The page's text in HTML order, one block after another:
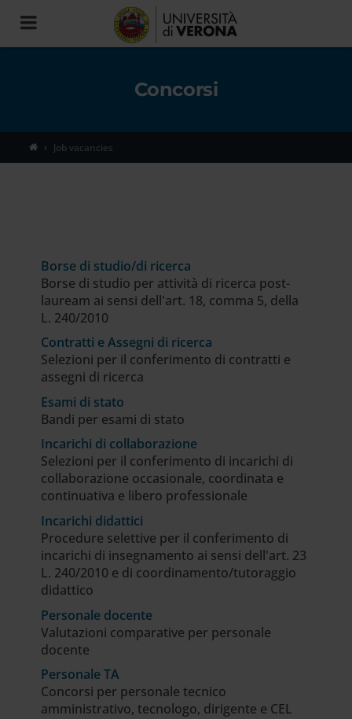
Toggle
navigation
Concorsi
Job vacancies
Borse di studio/di ricerca
Borse di studio per attività di ricerca post-
lauream ai sensi dell'art. 18, comma 5, della
L. 240/2010
Contratti e Assegni di ricerca
Selezioni per il conferimento di contratti e
assegni di ricerca
Esami di stato
Bandi per esami di stato
Incarichi di collaborazione
Selezioni per il conferimento di incarichi di
collaborazione occasionale, coordinata e
continuativa e libero professionale
Incarichi didattici
Procedure selettive per il conferimento di
incarichi di insegnamento ai sensi dell'art. 23
L. 240/2010 e di coordinamento/tutoraggio
didattico
Personale docente
Valutazioni comparative per personale
docente
Personale TA
Concorsi per personale tecnico
amministrativo, tecnologo, dirigente e CEL